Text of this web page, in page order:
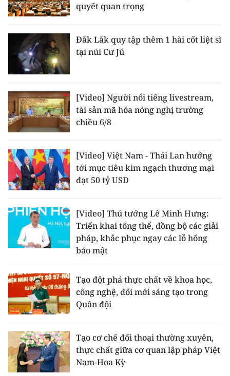
quyết quan trọng
Đắk Lắk quy tập thêm 1 hài cốt liệt sĩ
tại núi Cư Jú
[Video] Người nổi tiếng livestream,
tài sản mã hóa nóng nghị trường
chiều 6/8
[Video] Việt Nam - Thái Lan hướng
tới mục tiêu kim ngạch thương mại
đạt 50 tỷ USD
[Video] Thủ tướng Lê Minh Hưng:
Triển khai tổng thể, đồng bộ các giải
pháp, khắc phục ngay các lỗ hổng
bảo mật
Tạo đột phá thực chất về khoa học,
công nghệ, đổi mới sáng tạo trong
Quân đội
Tạo cơ chế đối thoại thường xuyên,
thực chất giữa cơ quan lập pháp Việt
Nam-Hoa Kỳ